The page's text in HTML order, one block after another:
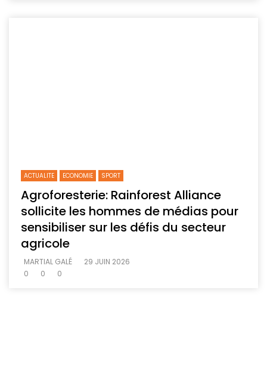
ACTUALITE ECONOMIE SPORT
Agroforesterie: Rainforest Alliance
sollicite les hommes de médias pour
sensibiliser sur les défis du secteur
agricole
MARTIAL GALÉ
29 JUIN 2026
0
0 0